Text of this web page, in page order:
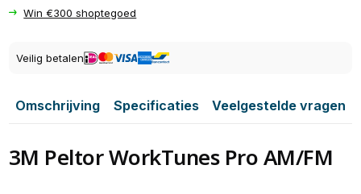
Win €300 shoptegoed
Veilig betalen
Omschrijving Specificaties Veelgestelde vragen
3M Peltor WorkTunes Pro AM/FM